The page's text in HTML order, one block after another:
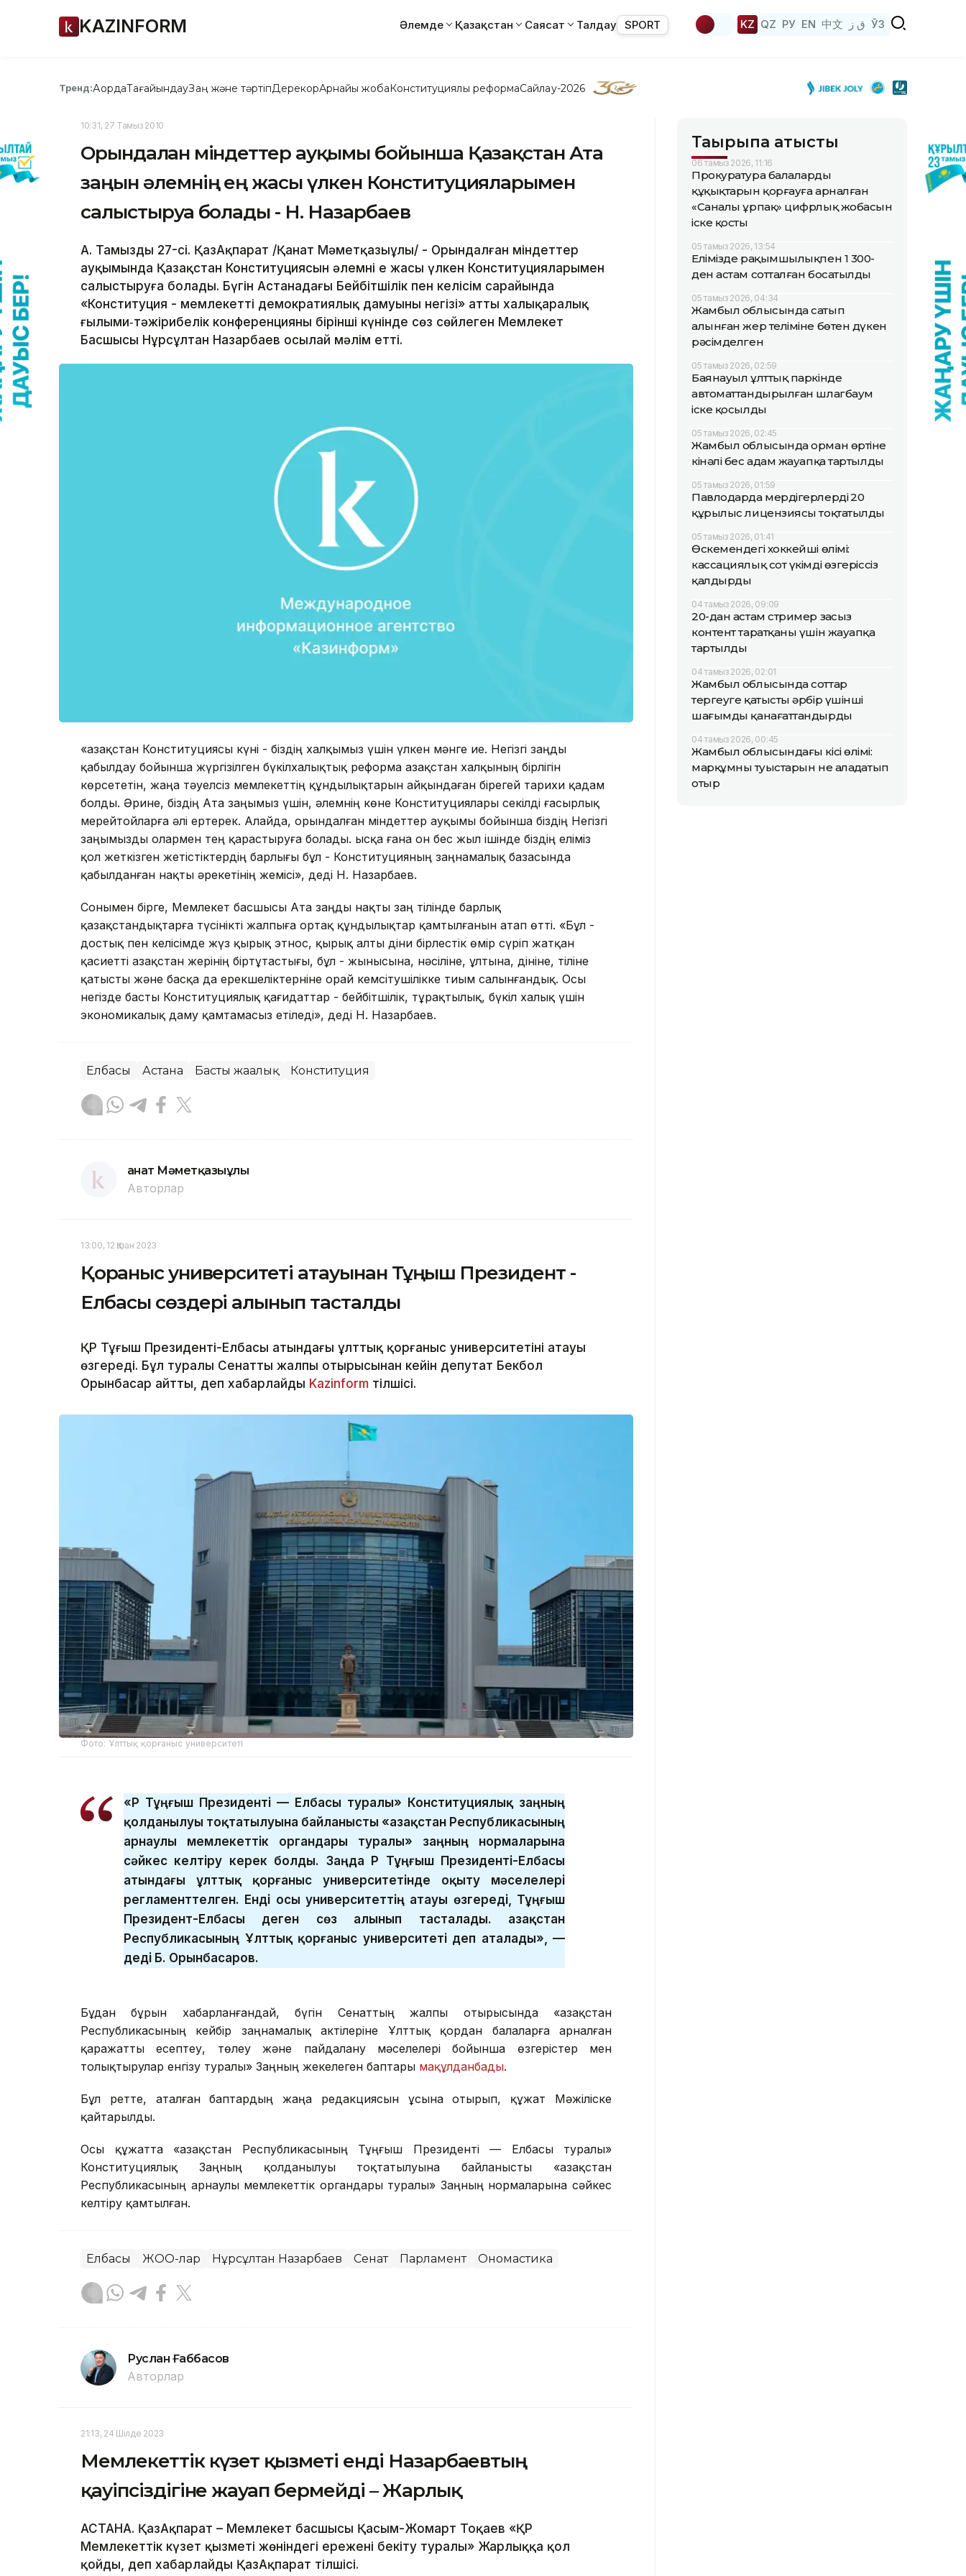
KAZINFORM Әлемде Қазақстан Саясат Талдау SPORT KZ QZ РУ EN 中文 ق ز ЎЗ
Тренд:АқордаТағайындауЗаң және тәртіпДерекқорАрнайы жобаКонституциялық реформаСайлау-2026
10:31, 27 Тамыз 2010
Орындалған міндеттер ауқымы бойынша Қазақстан Ата
заңын әлемнің ең жасы үлкен Конституцияларымен
салыстыруға болады - Н. Назарбаев
А. Тамыздың 27-сі. ҚазАқпарат /Қанат Мәметқазыұлы/ - Орындалған міндеттер
ауқымында Қазақстан Конституциясын әлемнің ең жасы үлкен Конституцияларымен
салыстыруға болады. Бүгін Астанадағы Бейбітшілік пен келісім сарайында
«Конституция - мемлекеттің демократиялық дамуының негізі» атты халықаралық
ғылыми‑тәжірибелік конференцияның бірінші күнінде сөз сөйлеген Мемлекет
Басшысы Нұрсұлтан Назарбаев осылай мәлім етті.
«Қазақстан Конституциясы күні - біздің халқымыз үшін үлкен мәнге ие. Негізгі заңды
қабылдау бойынша жүргізілген бүкілхалықтық реформа Қазақстан халқының бірлігін
көрсететін, жаңа тәуелсіз мемлекеттің құндылықтарын айқындаған бірегей тарихи қадам
болды. Әрине, біздің Ата заңымыз үшін, әлемнің көне Конституциялары секілді ғасырлық
мерейтойларға әлі ертерек. Алайда, орындалған міндеттер ауқымы бойынша біздің Негізгі
заңымызды олармен тең қарастыруға болады. Қысқа ғана он бес жыл ішінде біздің еліміз
қол жеткізген жетістіктердің барлығы бұл - Конституцияның заңнамалық базасында
қабылданған нақты әрекетінің жемісі», деді Н. Назарбаев.
Сонымен бірге, Мемлекет басшысы Ата заңды нақты заң тілінде барлық
қазақстандықтарға түсінікті жалпыға ортақ құндылықтар қамтылғанын атап өтті. «Бұл -
достық пен келісімде жүз қырық этнос, қырық алты діни бірлестік өмір сүріп жатқан
қасиетті Қазақстан жерінің біртұтастығы, бұл - жынысына, нәсіліне, ұлтына, дініне, тіліне
қатысты және басқа да ерекшеліктерніне орай кемсітушілікке тиым салынғандық. Осы
негізде басты Конституциялық қағидаттар - бейбітшілік, тұрақтылық, бүкіл халық үшін
экономикалық даму қамтамасыз етіледі», деді Н. Назарбаев.
Елбасы Астана Басты жаңалық Конституция
Қанат Мәметқазыұлы
Авторлар
13:00, 12 Қазан 2023
Қорғаныс университеті атауынан Тұңғыш Президент -
Елбасы сөздері алынып тасталды
ҚР Тұңғыш Президенті-Елбасы атындағы ұлттық қорғаныс университетінің атауы
өзгереді. Бұл туралы Сенаттың жалпы отырысынан кейін депутат Бекбол
Орынбасар айтты, деп хабарлайды Kazinform тілшісі.
Фото: Ұлттық қорғаныс университеті
«ҚР Тұңғыш Президенті — Елбасы туралы» Конституциялық заңның
қолданылуы тоқтатылуына байланысты «Қазақстан Республикасының
арнаулы мемлекеттік органдары туралы» заңның нормаларына
сәйкес келтіру керек болды. Заңда ҚР Тұңғыш Президенті-Елбасы
атындағы ұлттық қорғаныс университетінде оқыту мәселелері
регламенттелген. Енді осы университеттің атауы өзгереді, Тұңғыш
Президент-Елбасы деген сөз алынып тасталады. Қазақстан
Республикасының Ұлттық қорғаныс университеті деп аталады», —
деді Б. Орынбасаров.
Бұдан бұрын хабарланғандай, бүгін Сенаттың жалпы отырысында «Қазақстан
Республикасының кейбір заңнамалық актілеріне Ұлттық қордан балаларға арналған
қаражатты есептеу, төлеу және пайдалану мәселелері бойынша өзгерістер мен
толықтырулар енгізу туралы» Заңның жекелеген баптары мақұлданбады.
Бұл ретте, аталған баптардың жаңа редакциясын ұсына отырып, құжат Мәжіліске
қайтарылды.
Осы құжатта «Қазақстан Республикасының Тұңғыш Президенті — Елбасы туралы»
Конституциялық Заңның қолданылуы тоқтатылуына байланысты «Қазақстан
Республикасының арнаулы мемлекеттік органдары туралы» Заңның нормаларына сәйкес
келтіру қамтылған.
Елбасы ЖОО-лар Нұрсұлтан Назарбаев Сенат Парламент Ономастика
Руслан Ғаббасов
Авторлар
21:13, 24 Шілде 2023
Мемлекеттік күзет қызметі енді Назарбаевтың
қауіпсіздігіне жауап бермейді – Жарлық
АСТАНА. ҚазАқпарат – Мемлекет басшысы Қасым-Жомарт Тоқаев «ҚР
Мемлекеттік күзет қызметі жөніндегі ережені бекіту туралы» Жарлыққа қол
қойды, деп хабарлайды ҚазАқпарат тілшісі.
Тақырыпқа қатысты
06 тамыз 2026, 11:16
Прокуратура балалардың
құқықтарын қорғауға арналған
«Саналы ұрпақ» цифрлық жобасын
іске қосты
05 тамыз 2026, 13:54
Елімізде рақымшылықпен 1 300-
ден астам сотталған босатылды
05 тамыз 2026, 04:34
Жамбыл облысында сатып
алынған жер теліміне бөтен дүкен
рәсімделген
05 тамыз 2026, 02:59
Баянауыл ұлттық паркінде
автоматтандырылған шлагбаум
іске қосылды
05 тамыз 2026, 02:45
Жамбыл облысында орман өртіне
кінәлі бес адам жауапқа тартылды
05 тамыз 2026, 01:59
Павлодарда мердігерлердің 20
құрылыс лицензиясы тоқтатылды
05 тамыз 2026, 01:41
Өскемендегі хоккейші өлімі:
кассациялық сот үкімді өзгеріссіз
қалдырды
04 тамыз 2026, 09:09
20-дан астам стример заңсыз
контент таратқаны үшін жауапқа
тартылды
04 тамыз 2026, 02:01
Жамбыл облысында соттар
тергеуге қатысты әрбір үшінші
шағымды қанағаттандырды
04 тамыз 2026, 00:45
Жамбыл облысындағы кісі өлімі:
марқұмның туыстарын не алаңдатып
отыр